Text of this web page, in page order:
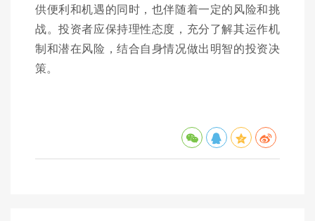
供便利和机遇的同时，也伴随着一定的风险和挑
战。投资者应保持理性态度，充分了解其运作机
制和潜在风险，结合自身情况做出明智的投资决
策。